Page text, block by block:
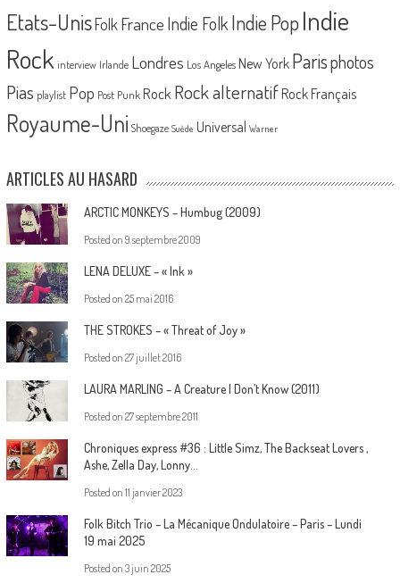
Etats-UnisFolk France Indie Folk Indie PopIndie
Rock interview Irlande Londres Los Angeles New York Parisphotos
Pias playlist Pop Post Punk Rock Rock alternatif Rock Français
Royaume-Uni Shoegaze Suède Universal Warner
ARTICLES AU HASARD
ARCTIC MONKEYS – Humbug (2009)
Posted on 9 septembre 2009
LENA DELUXE – « Ink »
Posted on 25 mai 2016
THE STROKES – « Threat of Joy »
Posted on 27 juillet 2016
LAURA MARLING – A Creature I Don’t Know (2011)
Posted on 27 septembre 2011
Chroniques express #36 : Little Simz, The Backseat Lovers ,
Ashe, Zella Day, Lonny…
Posted on 11 janvier 2023
Folk Bitch Trio – La Mécanique Ondulatoire – Paris – Lundi
19 mai 2025
Posted on 3 juin 2025